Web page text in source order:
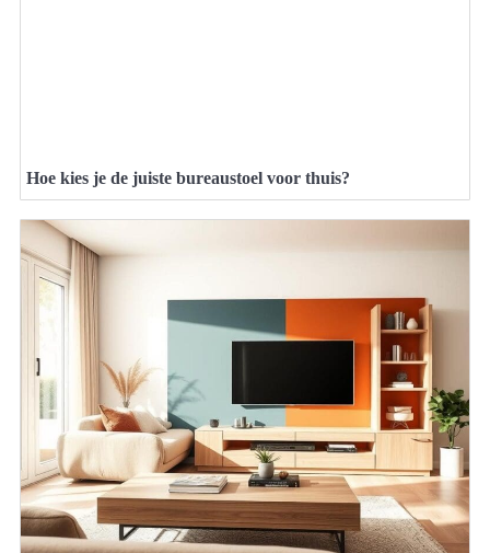
Hoe kies je de juiste bureaustoel voor thuis?